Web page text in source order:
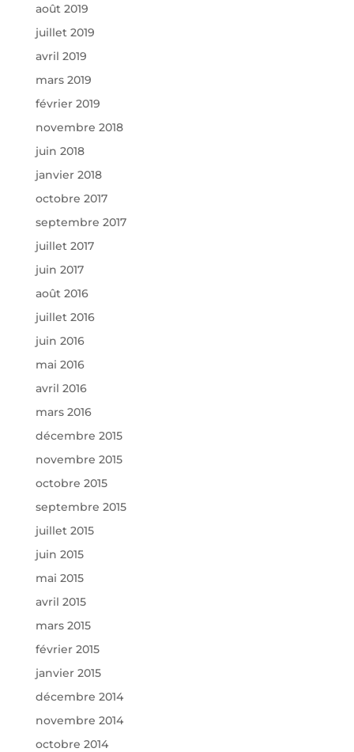
août 2019
juillet 2019
avril 2019
mars 2019
février 2019
novembre 2018
juin 2018
janvier 2018
octobre 2017
septembre 2017
juillet 2017
juin 2017
août 2016
juillet 2016
juin 2016
mai 2016
avril 2016
mars 2016
décembre 2015
novembre 2015
octobre 2015
septembre 2015
juillet 2015
juin 2015
mai 2015
avril 2015
mars 2015
février 2015
janvier 2015
décembre 2014
novembre 2014
octobre 2014